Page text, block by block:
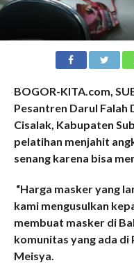
BOGOR-KITA.com,
Pesantren Darul Falah
Cisalak, Kabupaten
pelatihan menjahit
senang karena bisa
“Harga masker yang
kami mengusulkan
membuat masker di
komunitas yang ada di
Meisya.